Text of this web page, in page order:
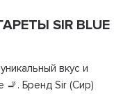
SIR BLUE
вкус и
🚬. Бренд Sir (Сир)